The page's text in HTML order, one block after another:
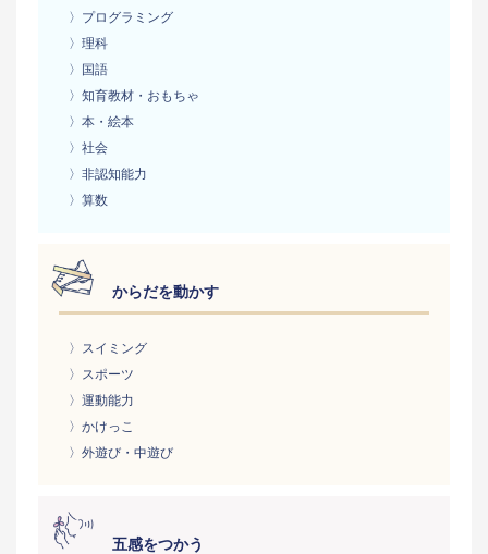
〉プログラミング
〉理科
〉国語
〉知育教材・おもちゃ
〉本・絵本
〉社会
〉非認知能力
〉算数
からだを動かす
〉スイミング
〉スポーツ
〉運動能力
〉かけっこ
〉外遊び・中遊び
五感をつかう